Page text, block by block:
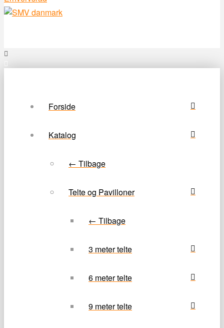
Forside
Katalog
← Tilbage
Telte og Pavilloner
← Tilbage
3 meter telte
6 meter telte
9 meter telte